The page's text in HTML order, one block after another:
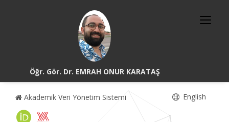
Öğr. Gör. Dr. EMRAH ONUR KARATAŞ
Akademik Veri Yönetim Sistemi English